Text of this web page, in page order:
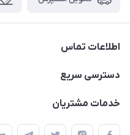
اطلاعات تماس
۰۲۱۰۰۰۰۰۰۰۰
دسترسی سریع
حساب کاربری
خدمات مشتریان
قوانین و مقررات